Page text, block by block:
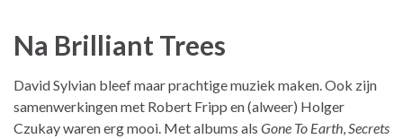
Na Brilliant Trees
David Sylvian bleef maar prachtige muziek maken. Ook zijn
samenwerkingen met Robert Fripp en (alweer) Holger
Czukay waren erg mooi. Met albums als Gone To Earth Secrets